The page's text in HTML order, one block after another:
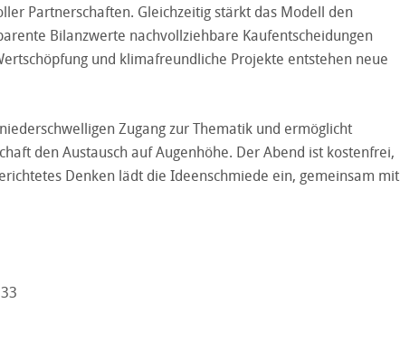
Partnerschaften. Gleichzeitig stärkt das Modell den
Bilanzwerte nachvollziehbare Kaufentscheidungen
und klimafreundliche Projekte entstehen neue
Zugang zur Thematik und ermöglicht
den Austausch auf Augenhöhe. Der Abend ist kostenfrei,
Denken lädt die Ideenschmiede ein, gemeinsam mit